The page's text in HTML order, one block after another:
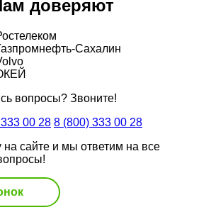
доверяют
вопросы? Звоните!
00 28 8 (800) 333 00 28
на сайте и мы ответим на все